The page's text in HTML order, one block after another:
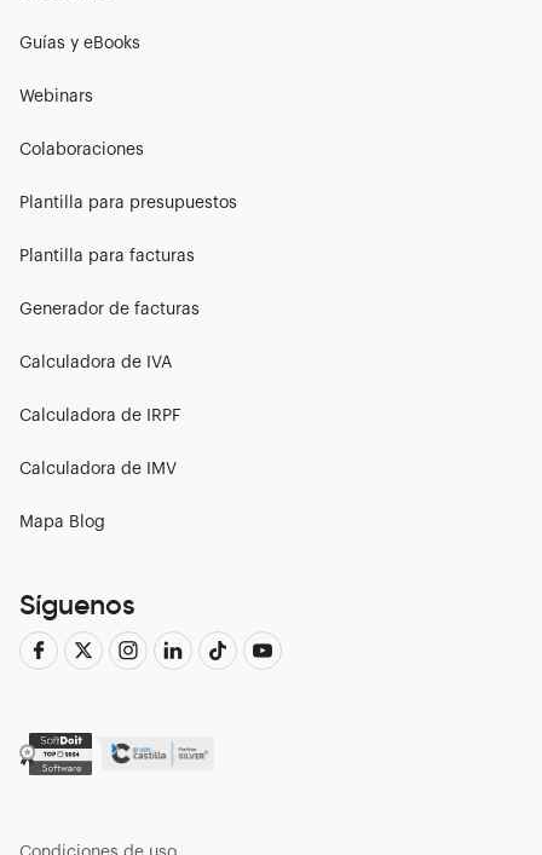
Guías y eBooks
Webinars
Colaboraciones
Plantilla para presupuestos
Plantilla para facturas
Generador de facturas
Calculadora de IVA
Calculadora de IRPF
Calculadora de IMV
Mapa Blog
Síguenos